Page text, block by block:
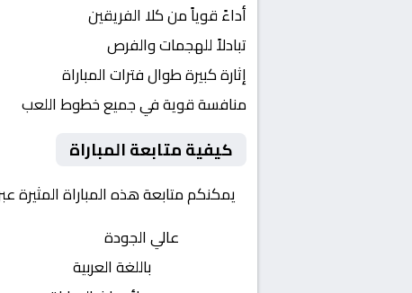
أداءً قوياً من كلا الفريقين
تبادلاً للهجمات والفرص
إثارة كبيرة طوال فترات المباراة
منافسة قوية في جميع خطوط اللعب
كيفية متابعة المباراة
يمكنكم متابعة هذه المباراة المثيرة
عالي الجودة
باللغة العربية